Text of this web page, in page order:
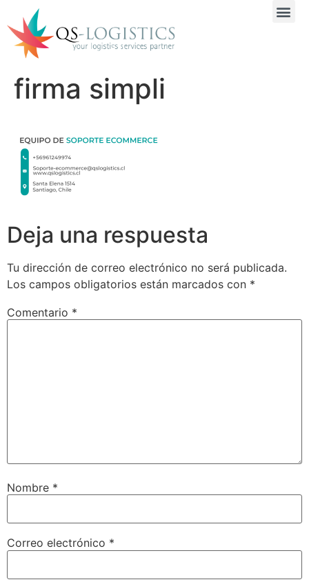
firma simpli
Deja una respuesta
Tu dirección de correo electrónico no será publicada.
Los campos obligatorios están marcados con *
Comentario *
Nombre *
Correo electrónico *